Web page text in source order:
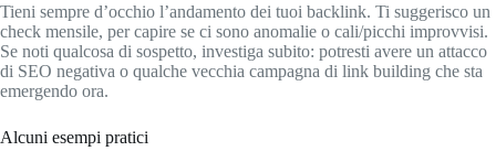
Tieni sempre d’occhio l’andamento dei tuoi backlink. Ti suggerisco un
check mensile, per capire se ci sono anomalie o cali/picchi improvvisi.
Se noti qualcosa di sospetto, investiga subito: potresti avere un attacco
di SEO negativa o qualche vecchia campagna di link building che sta
emergendo ora.
Alcuni esempi pratici